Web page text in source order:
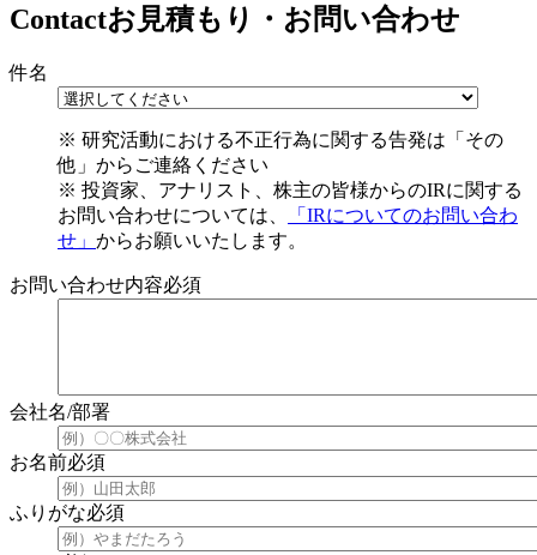
Contactお見積もり・お問い合わせ
件名
※ 研究活動における不正行為に関する告発は「その
他」からご連絡ください
※ 投資家、アナリスト、株主の皆様からのIRに関する
お問い合わせについては、
「 IRについてのお問い合わ
せ 」 からお願いいたします。
お問い合わせ内容必須
会社名/部署
お名前必須
ふりがな必須